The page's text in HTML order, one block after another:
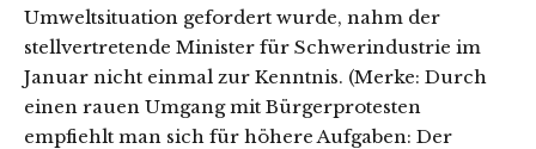
Umweltsituation gefordert wurde, nahm der
stellvertretende Minister für Schwerindustrie im
Januar nicht einmal zur Kenntnis. (Merke: Durch
einen rauen Umgang mit Bürgerprotesten
empfiehlt man sich für höhere Aufgaben: Der